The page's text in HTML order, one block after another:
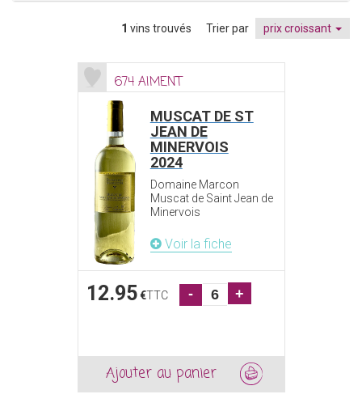
1 vins trouvés Trier par prix croissant
674 AIMENT
MUSCAT DE ST
JEAN DE
MINERVOIS
2024
Domaine Marcon
Muscat de Saint Jean de
Minervois
Voir la fiche
12.95 €TTC - +
Ajouter au panier